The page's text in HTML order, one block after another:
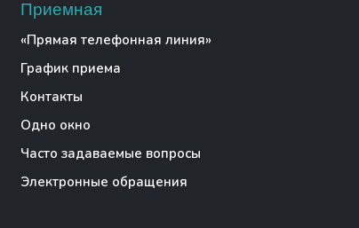
Приемная
«Прямая телефонная линия»
График приема
Контакты
Одно окно
Часто задаваемые вопросы
Электронные обращения